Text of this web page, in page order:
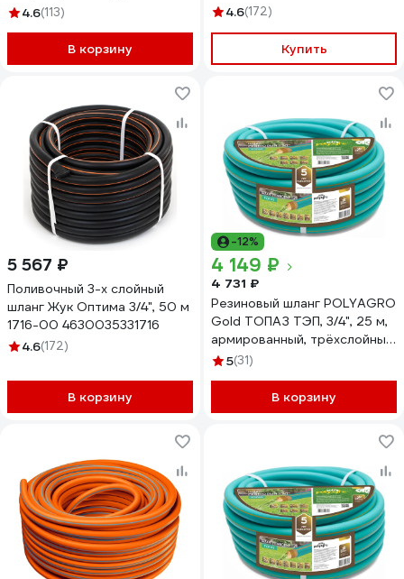
армирование 429009-3/4-15
4.6(113)
В корзину
4.6(172)
Купить
5 567 ₽
Поливочный 3-х слойный
шланг Жук Оптима 3/4", 50 м
1716-00 4630035331716
4.6(172)
В корзину
-12%
4 149 ₽
4 731 ₽
Резиновый шланг POLYAGRO
Gold ТОПАЗ ТЭП, 3/4", 25 м,
армированный, трёхслойный,
морозостойкий 7559525
5(31)
В корзину